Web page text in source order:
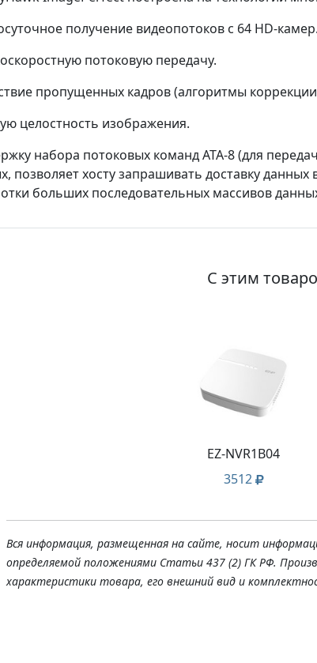
получение видеопотоков с 64 HD-
потоковую передачу.
пропущенных кадров (алгоритмы
целостность изображения.
набора потоковых команд ATA-8 (для
позволяет хосту запрашивать доставку
больших последовательных массивов
С этим
EZ-NVR1B04
3512
Вся информация, размещенная на сайте, носит
определяемой положениями Статьи 437 (2) ГК РФ.
характеристики товара, его внешний вид и